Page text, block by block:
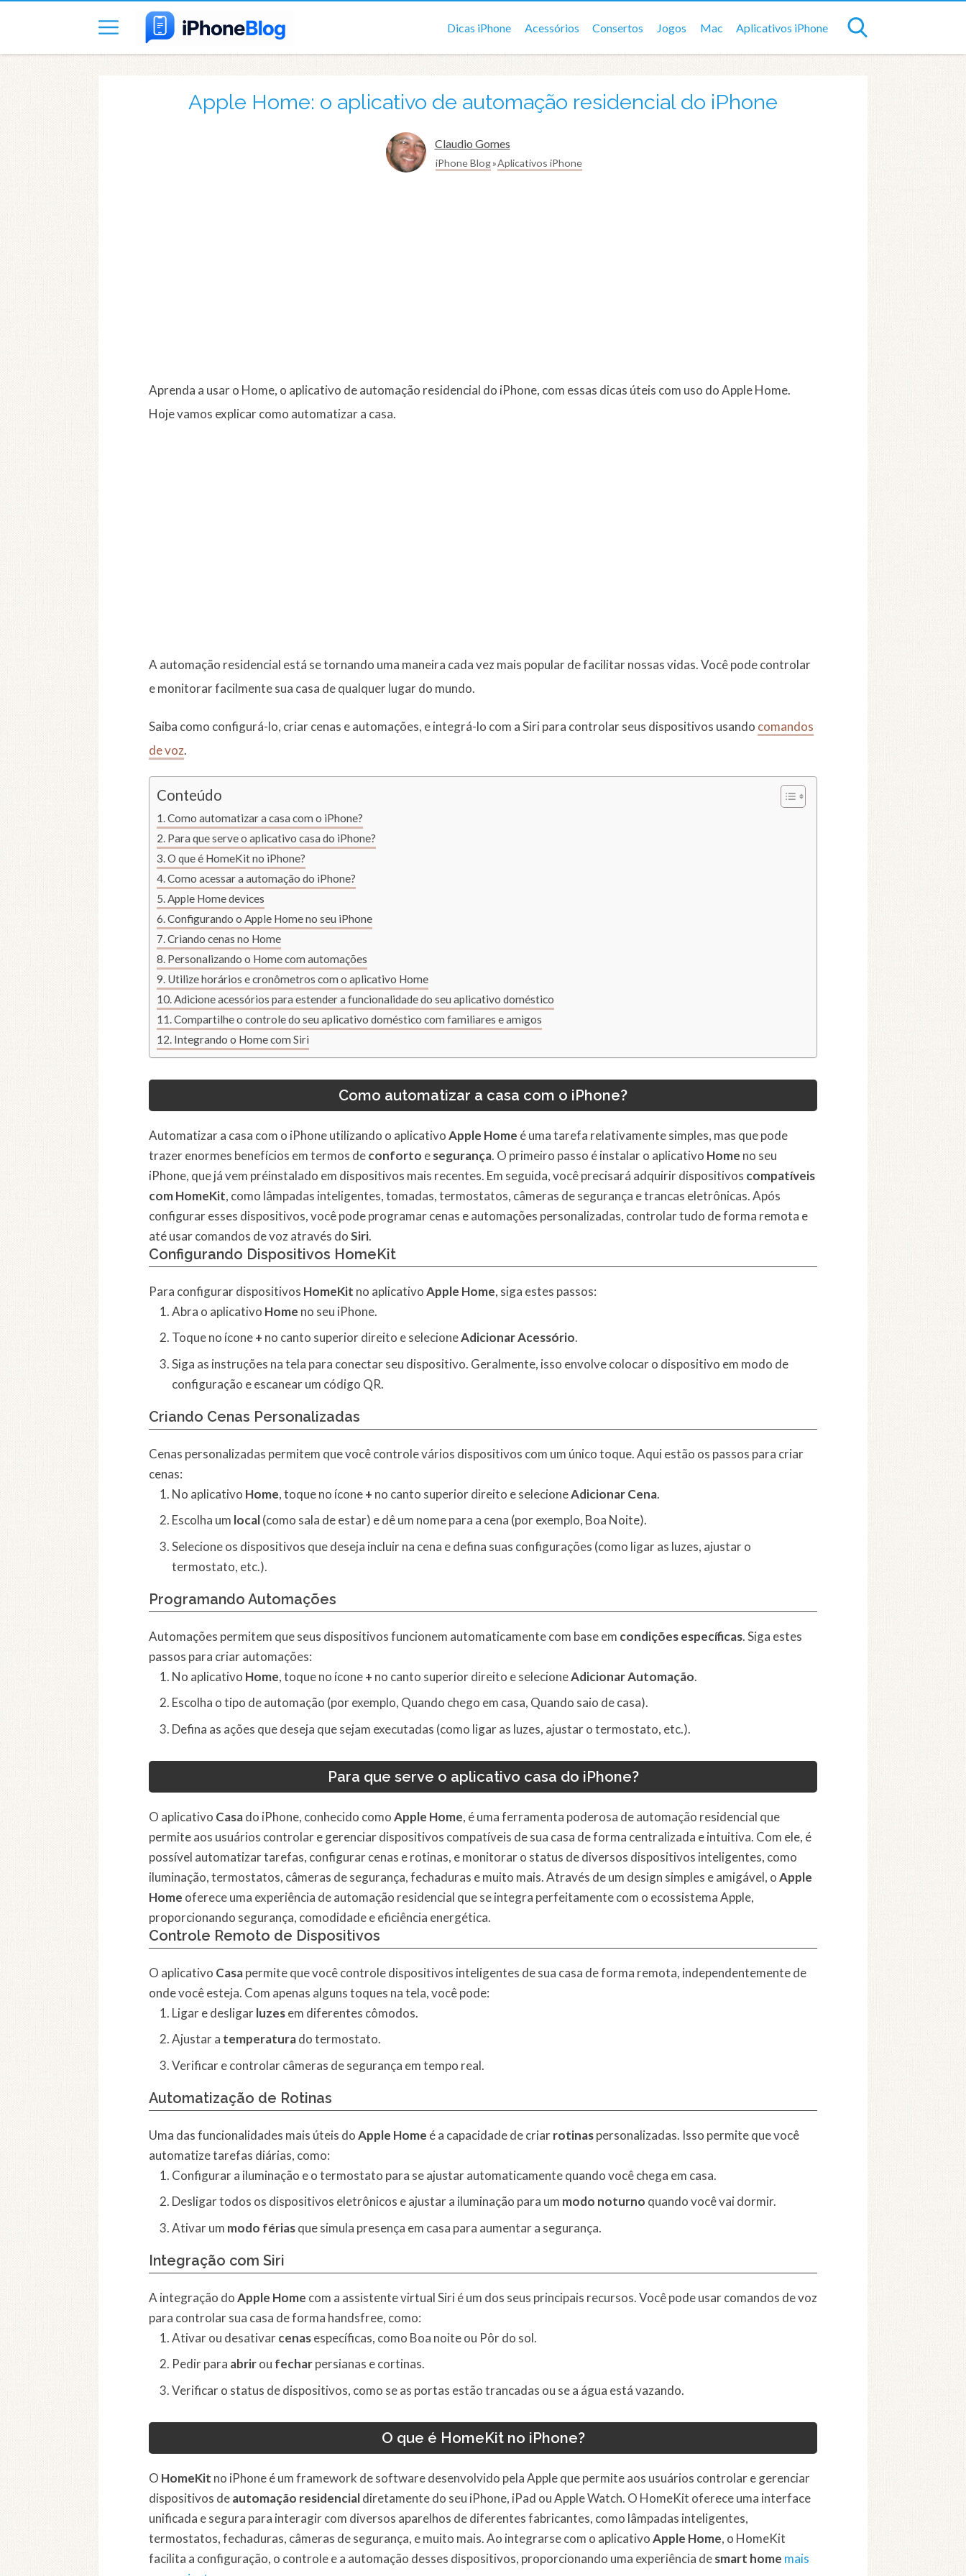
Dicas iPhone Acessórios Consertos Jogos Mac Aplicativos iPhone
Apple Home: o aplicativo de automação residencial do iPhone
Claudio Gomes
iPhone Blog Aplicativos iPhone
Aprenda a usar o Home, o aplicativo de automação residencial do iPhone, com essas dicas úteis com uso do Apple Home.
Hoje vamos explicar como automatizar a casa.
A automação residencial está se tornando uma maneira cada vez mais popular de facilitar nossas vidas. Você pode controlar
e monitorar facilmente sua casa de qualquer lugar do mundo.
Saiba como configurá-lo, criar cenas e automações, e integrá-lo com a Siri para controlar seus dispositivos usando comandos
de voz.
Conteúdo
Como automatizar a casa com o iPhone?
Para que serve o aplicativo casa do iPhone?
O que é HomeKit no iPhone?
Como acessar a automação do iPhone?
Apple Home devices
Configurando o Apple Home no seu iPhone
Criando cenas no Home
Personalizando o Home com automações
Utilize horários e cronômetros com o aplicativo Home
Adicione acessórios para estender a funcionalidade do seu aplicativo doméstico
Compartilhe o controle do seu aplicativo doméstico com familiares e amigos
Integrando o Home com Siri
Como automatizar a casa com o iPhone?
Automatizar a casa com o iPhone utilizando o aplicativoApple Home é uma tarefa relativamente simples, mas que pode
trazer enormes benefícios em termos deconforto esegurança. O primeiro passo é instalar o aplicativo Home no seu
iPhone, que já vem préinstalado em dispositivos mais recentes. Em seguida, você precisará adquirir dispositivos compatíveis
com HomeKit, como lâmpadas inteligentes, tomadas, termostatos, câmeras de segurança e trancas eletrônicas. Após
configurar esses dispositivos, você pode programar cenas e automações personalizadas, controlar tudo de forma remota e
até usar comandos de voz através doSiri.
Configurando Dispositivos HomeKit
Para configurar dispositivos HomeKit no aplicativoApple Home, siga estes passos:
Abra o aplicativo Home no seu iPhone.
Toque no ícone+ no canto superior direito e selecioneAdicionar Acessório.
Siga as instruções na tela para conectar seu dispositivo. Geralmente, isso envolve colocar o dispositivo em modo de
configuração e escanear um código QR.
Criando Cenas Personalizadas
Cenas personalizadas permitem que você controle vários dispositivos com um único toque. Aqui estão os passos para criar
cenas:
No aplicativo Home, toque no ícone+ no canto superior direito e selecioneAdicionar Cena.
Escolha um local(como sala de estar) e dê um nome para a cena (por exemplo, Boa Noite).
Selecione os dispositivos que deseja incluir na cena e defina suas configurações (como ligar as luzes, ajustar o
termostato, etc.).
Programando Automações
Automações permitem que seus dispositivos funcionem automaticamente com base em condições específicas. Siga estes
passos para criar automações:
No aplicativo Home, toque no ícone+ no canto superior direito e selecioneAdicionar Automação.
Escolha o tipo de automação (por exemplo, Quando chego em casa, Quando saio de casa).
Defina as ações que deseja que sejam executadas (como ligar as luzes, ajustar o termostato, etc.).
Para que serve o aplicativo casa do iPhone?
O aplicativo Casado iPhone, conhecido comoApple Home, é uma ferramenta poderosa de automação residencial que
permite aos usuários controlar e gerenciar dispositivos compatíveis de sua casa de forma centralizada e intuitiva. Com ele, é
possível automatizar tarefas, configurar cenas e rotinas, e monitorar o status de diversos dispositivos inteligentes, como
iluminação, termostatos, câmeras de segurança, fechaduras e muito mais. Através de um design simples e amigável, oApple
Home oferece uma experiência de automação residencial que se integra perfeitamente com o ecossistema Apple,
proporcionando segurança, comodidade e eficiência energética.
Controle Remoto de Dispositivos
O aplicativo Casapermite que você controle dispositivos inteligentes de sua casa de forma remota, independentemente de
onde você esteja. Com apenas alguns toques na tela, você pode:
Ligar e desligarluzesem diferentes cômodos.
Ajustar a temperaturado termostato.
Verificar e controlar câmeras de segurança em tempo real.
Automatização de Rotinas
Uma das funcionalidades mais úteis doApple Home é a capacidade de criarrotinaspersonalizadas. Isso permite que você
automatize tarefas diárias, como:
Configurar a iluminação e o termostato para se ajustar automaticamente quando você chega em casa.
Desligar todos os dispositivos eletrônicos e ajustar a iluminação para um modo noturno quando você vai dormir.
Ativar um modo fériasque simula presença em casa para aumentar a segurança.
Integração com Siri
A integração doApple Home com a assistente virtual Siri é um dos seus principais recursos. Você pode usar comandos de voz
para controlar sua casa de forma handsfree, como:
Ativar ou desativarcenasespecíficas, como Boa noite ou Pôr do sol.
Pedir para abrirou fecharpersianas e cortinas.
Verificar o status de dispositivos, como se as portas estão trancadas ou se a água está vazando.
O que é HomeKit no iPhone?
O HomeKit no iPhone é um framework de software desenvolvido pela Apple que permite aos usuários controlar e gerenciar
dispositivos deautomação residencialdiretamente do seu iPhone, iPad ou Apple Watch. O HomeKit oferece uma interface
unificada e segura para interagir com diversos aparelhos de diferentes fabricantes, como lâmpadas inteligentes,
termostatos, fechaduras, câmeras de segurança, e muito mais. Ao integrarse com o aplicativoApple Home, o HomeKit
facilita a configuração, o controle e a automação desses dispositivos, proporcionando uma experiência desmart home mais